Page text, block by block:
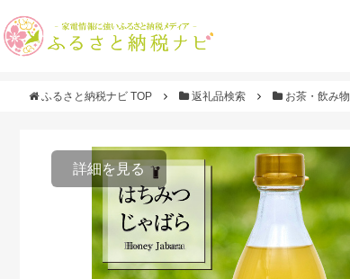
ふるさと納税ナビ TOP 返礼品検索 お茶・飲み物
詳細を見る